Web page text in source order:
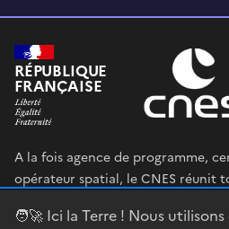
🧑‍🚀 Ici la Terre ! Nous
RÉPUBLIQUE
FRANÇAISE
A la fois agence de programme,
opérateur spatial, le CNES réunit
en œuvre sa stratégie spatiale.